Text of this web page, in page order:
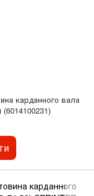
карданного вала
(6014100231)